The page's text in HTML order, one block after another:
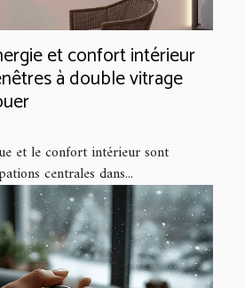
et confort intérieur
à double vitrage
et le confort intérieur sont
centrales dans...